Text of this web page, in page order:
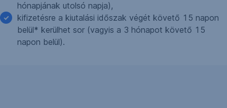
hónapjának utolsó napja),
kifizetésre a kiutalási időszak végét követő 15 napon
belül* kerülhet sor (vagyis a 3 hónapot követő 15
napon belül).